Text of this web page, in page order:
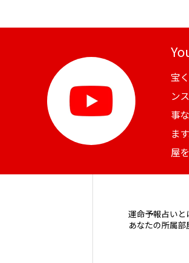
宝
ン
事
ま
屋
運命予報占いと
あなたの所属部